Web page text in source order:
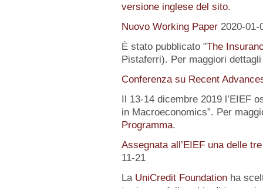
versione inglese del sito.
Nuovo Working Paper 2020-01-
È stato pubblicato "The
Pistaferri). Per maggiori
Conferenza su Recent
Il 13-14 dicembre 2019 l’EIEF
in Macroeconomics”. Per
Programma.
Assegnata all’EIEF una delle
11-21
La UniCredit Foundationha